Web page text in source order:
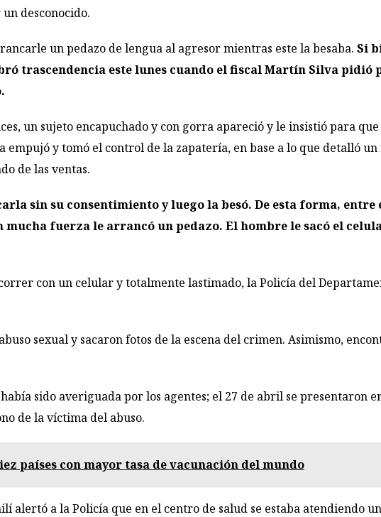
desconocido.
un pedazo de lengua al agresor mientras este la besaba. Si
trascendencia este lunes cuando el fiscal Martín Silva pidió
un sujeto encapuchado y con gorra apareció y le insistió para
y tomó el control de la zapatería, en base a lo que detalló un
de las ventas.
sin su consentimiento y luego la besó. De esta forma, entre
fuerza le arrancó un pedazo. El hombre le sacó el
con un celular y totalmente lastimado, la Policía del
sexual y sacaron fotos de la escena del crimen. Asimismo,
sido averiguada por los agentes; el 27 de abril se presentaron
de la víctima del abuso.
países con mayor tasa de vacunación del mundo
alertó a la Policía que en el centro de salud se estaba atendiendo